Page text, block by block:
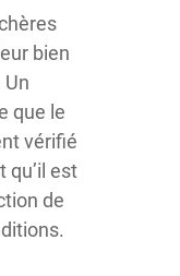
bien
Un
que le
vérifié
qu’il est
de